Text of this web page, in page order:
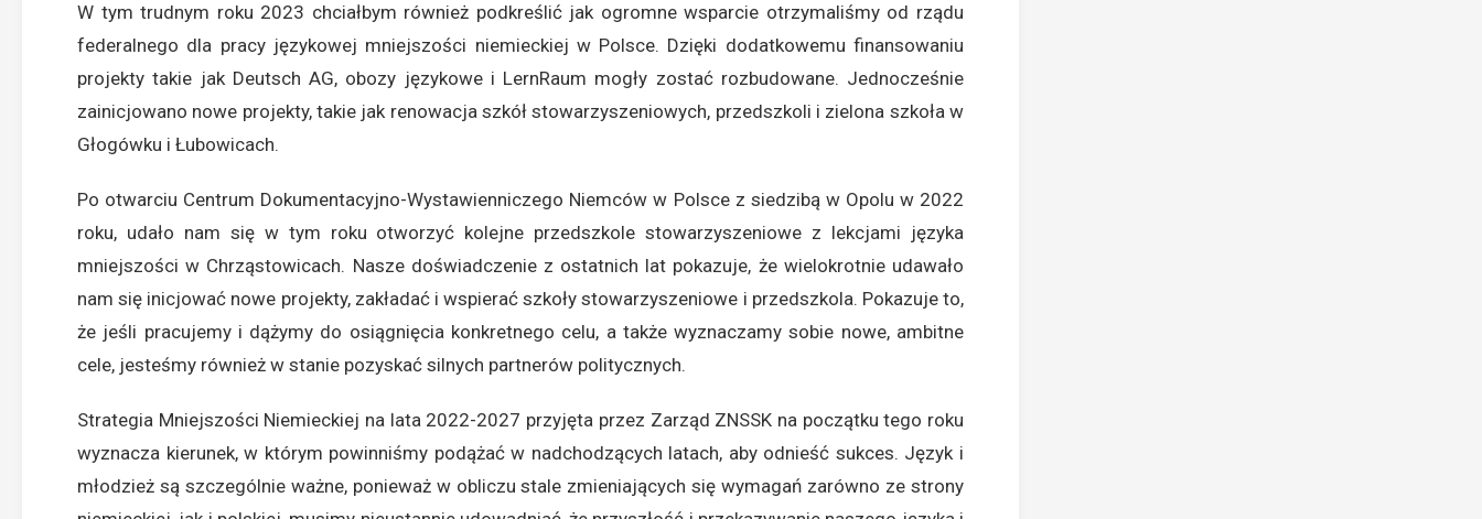
W tym trudnym roku 2023 chciałbym również podkreślić jak ogromne wsparcie otrzymaliśmy od rządu
federalnego dla pracy językowej mniejszości niemieckiej w Polsce. Dzięki dodatkowemu finansowaniu
projekty takie jak Deutsch AG, obozy językowe i LernRaum mogły zostać rozbudowane. Jednocześnie
zainicjowano nowe projekty, takie jak renowacja szkół stowarzyszeniowych, przedszkoli i zielona szkoła w
Głogówku i Łubowicach.
Po otwarciu Centrum Dokumentacyjno-Wystawienniczego Niemców w Polsce z siedzibą w Opolu w 2022
roku, udało nam się w tym roku otworzyć kolejne przedszkole stowarzyszeniowe z lekcjami języka
mniejszości w Chrząstowicach. Nasze doświadczenie z ostatnich lat pokazuje, że wielokrotnie udawało
nam się inicjować nowe projekty, zakładać i wspierać szkoły stowarzyszeniowe i przedszkola. Pokazuje to,
że jeśli pracujemy i dążymy do osiągnięcia konkretnego celu, a także wyznaczamy sobie nowe, ambitne
cele, jesteśmy również w stanie pozyskać silnych partnerów politycznych.
Strategia Mniejszości Niemieckiej na lata 2022-2027 przyjęta przez Zarząd ZNSSK na początku tego roku
wyznacza kierunek, w którym powinniśmy podążać w nadchodzących latach, aby odnieść sukces. Język i
młodzież są szczególnie ważne, ponieważ w obliczu stale zmieniających się wymagań zarówno ze strony